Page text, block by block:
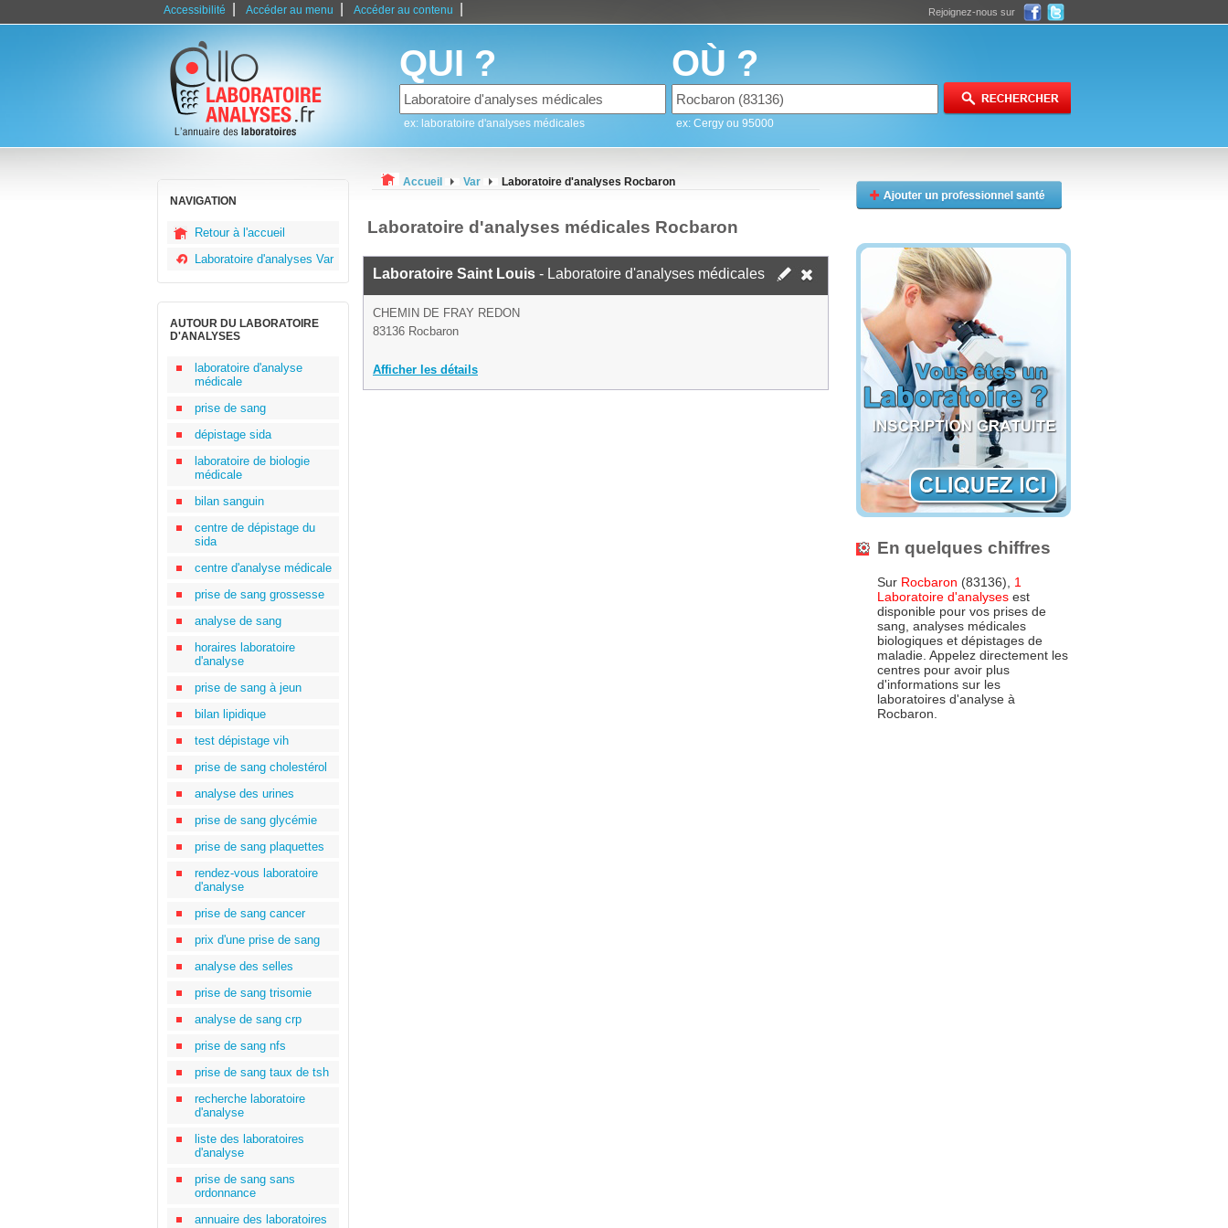
Accessibilité Accéder au menu Accéder au contenu Rejoignez-nous sur
QUI ?
ex: laboratoire d'analyses médicales
OÙ ?
ex: Cergy ou 95000
NAVIGATION
Retour à l'accueil
Laboratoire d'analyses Var
AUTOUR DU LABORATOIRE
D'ANALYSES
laboratoire d'analyse
médicale
prise de sang
dépistage sida
laboratoire de biologie
médicale
bilan sanguin
centre de dépistage du
sida
centre d'analyse médicale
prise de sang grossesse
analyse de sang
horaires laboratoire
d'analyse
prise de sang à jeun
bilan lipidique
test dépistage vih
prise de sang cholestérol
analyse des urines
prise de sang glycémie
prise de sang plaquettes
rendez-vous laboratoire
d'analyse
prise de sang cancer
prix d'une prise de sang
analyse des selles
prise de sang trisomie
analyse de sang crp
prise de sang nfs
prise de sang taux de tsh
recherche laboratoire
d'analyse
liste des laboratoires
d'analyse
prise de sang sans
ordonnance
annuaire des laboratoires
Accueil Var Laboratoire d'analyses Rocbaron
Laboratoire d'analyses médicales Rocbaron
Laboratoire Saint Louis - Laboratoire d'analyses médicales
CHEMIN DE FRAY REDON
83136 Rocbaron
Afficher les détails
En quelques chiffres
Sur Rocbaron (83136), 1
Laboratoire d'analyses est
disponible pour vos prises de
sang, analyses médicales
biologiques et dépistages de
maladie. Appelez directement les
centres pour avoir plus
d'informations sur les
laboratoires d'analyse à
Rocbaron.